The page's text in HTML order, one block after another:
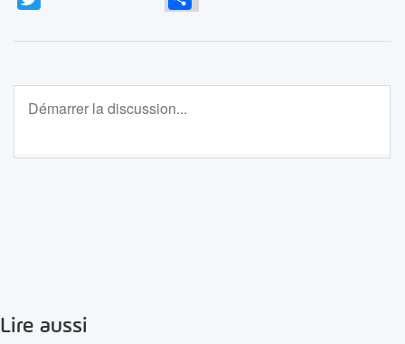
Lire aussi